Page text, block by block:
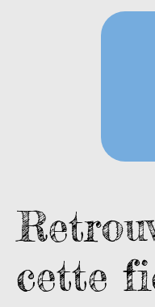
cette